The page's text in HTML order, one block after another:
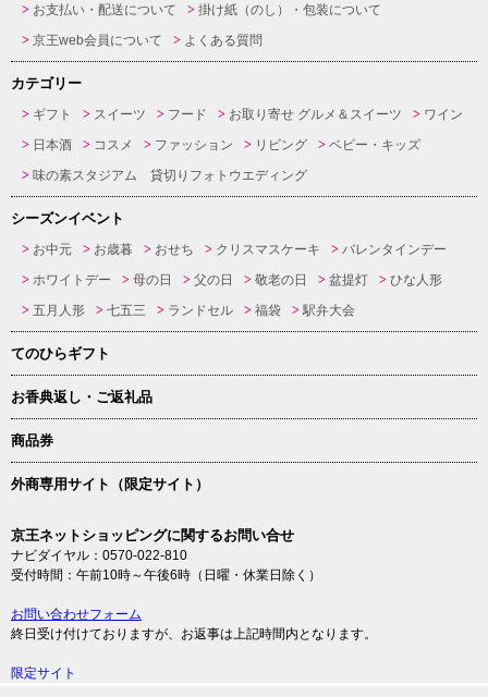
お支払い・配送について
掛け紙（のし）・包装について
京王web会員について
よくある質問
カテゴリー
ギフト スイーツ フード お取り寄せ グルメ＆スイーツ
ワイン
日本酒
コスメ ファッション リビング
ベビー・キッズ
味の素スタジアム 貸切りフォトウエディング
シーズンイベント
お中元 お歳暮 おせち クリスマスケーキ
バレンタインデー
ホワイトデー
母の日 父の日 敬老の日 盆提灯
ひな人形
五月人形
七五三 ランドセル 福袋 駅弁大会
てのひらギフト
お香典返し・ご返礼品
商品券
外商専用サイト（限定サイト）
京王ネットショッピングに関するお問い合せ
ナビダイヤル：0570-022-810
受付時間：午前10時～午後6時（日曜・休業日除く）
お問い合わせフォーム
終日受け付けておりますが、お返事は上記時間内となります。
限定サイト